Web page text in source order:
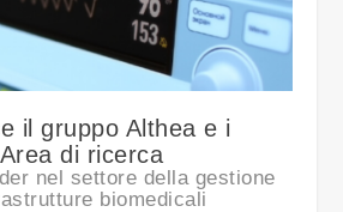
il gruppo Althea e i
di ricerca
nel settore della gestione
biomedicali